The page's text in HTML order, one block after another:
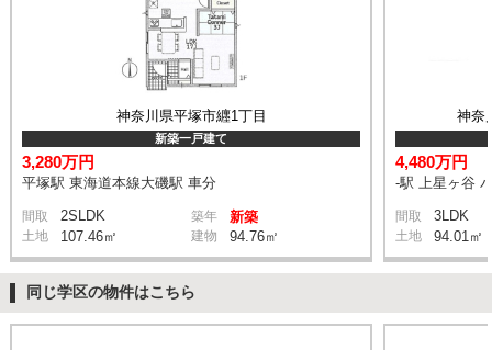
神奈川県平塚市纒1丁目
新築一戸建て
3,280万円
平塚駅 東海道本線大磯駅 車分
間取 2SLDK 築年 新築
土地 107.46㎡ 建物 94.76㎡
神奈
4,480万円
-駅 上星ヶ谷
間取 3LDK
土地 94.01㎡
同じ学区の物件はこちら